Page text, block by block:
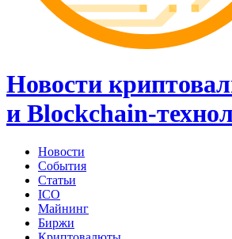
Новости
и Blockchain-
Новости
События
Статьи
ICO
Майнинг
Биржи